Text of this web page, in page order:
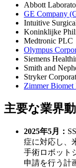
Abbott
GE Company
Intuitive
Koninklijke
Medtronic PLC
Olympus
Siemens
Smith and
Stryker
Zimmer
主要な業界
2025年5月：
症に対応し、
手術ロボット
申請を行う計